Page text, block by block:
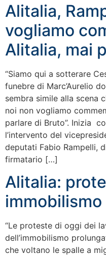
Alitalia,
vogliamo
Alitalia, mai
“Siamo qui a sotterare
funebre di Marc’Aurelio
sembra simile alla scena
noi non vogliamo
parlare di Bruto”. Inizia
l’intervento del
deputati Fabio Rampelli,
firmatario […]
Alitalia:
“Le proteste di oggi dei
dell’immobilismo
che voltano le spalle a